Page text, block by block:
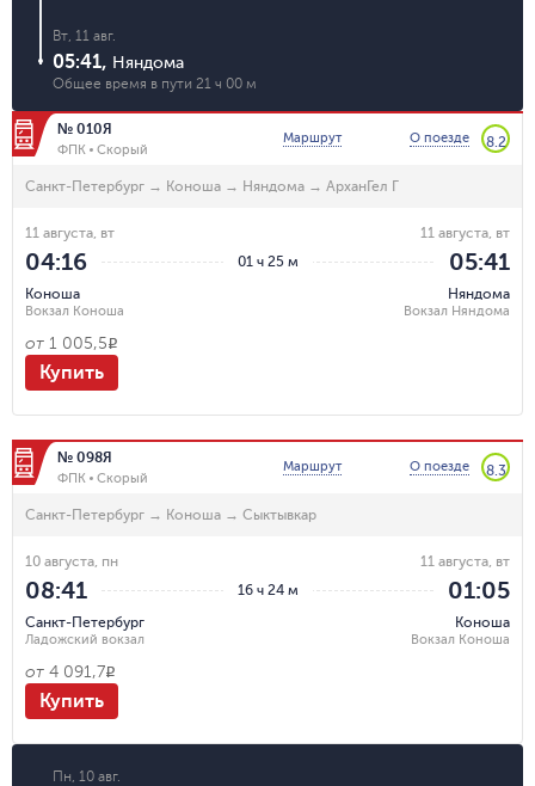
Вт, 11 авг.
05:41, Няндома
Общее время в пути 21 ч 00 м
№ 010Я
ФПК Скорый
Маршрут О поезде 8.2
Санкт-Петербург → Коноша → Няндома → АрханГел Г
01 ч 25 м
11 августа, вт
04:16
Коноша
Вокзал Коноша
11 августа, вт
05:41
Няндома
Вокзал Няндома
от 1 005,5R
Купить
№ 098Я
ФПК Скорый
Маршрут О поезде 8.3
Санкт-Петербург → Коноша → Сыктывкар
16 ч 24 м
10 августа, пн
08:41
Санкт-Петербург
Ладожский вокзал
11 августа, вт
01:05
Коноша
Вокзал Коноша
от 4 091,7R
Купить
Пн, 10 авг.